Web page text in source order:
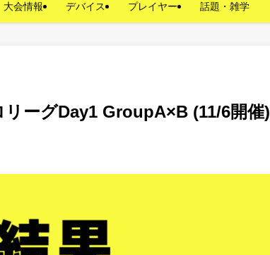
大会情報 デバイス プレイヤー 話題・雑学
リーグDay1 GroupA×B (11/6開催)